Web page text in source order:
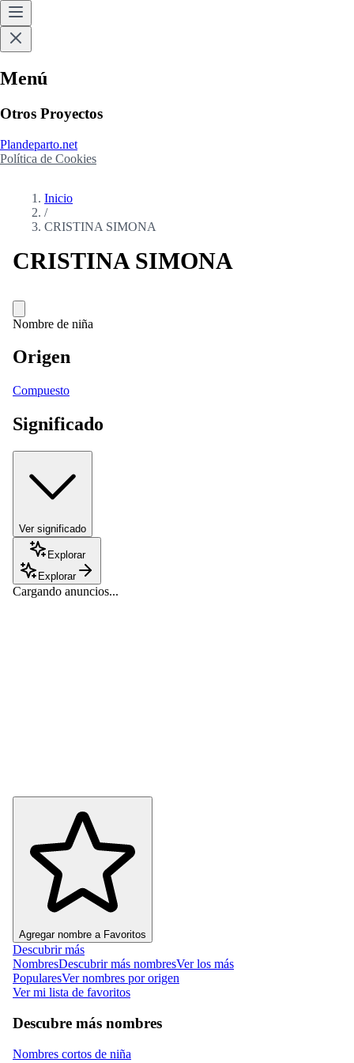
Menú
Otros Proyectos
Plandeparto.net
Política de Cookies
Inicio
/
CRISTINA SIMONA
CRISTINA SIMONA
Nombre de niña
Origen
Compuesto
Significado
Ver significado
Explorar
Explorar
Cargando anuncios...
Agregar nombre a Favoritos
Descubrir más
NombresDescubrir más nombresVer los más
PopularesVer nombres por origen
Ver mi lista de favoritos
Descubre más nombres
Nombres cortos de niña